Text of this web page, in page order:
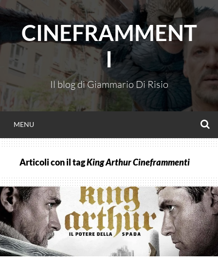
Vai
contenutoCINEFRAMMENT
I
Il blog di Giammario Di Risio
MENU
Articoli con il tagKing Arthur Cineframmenti